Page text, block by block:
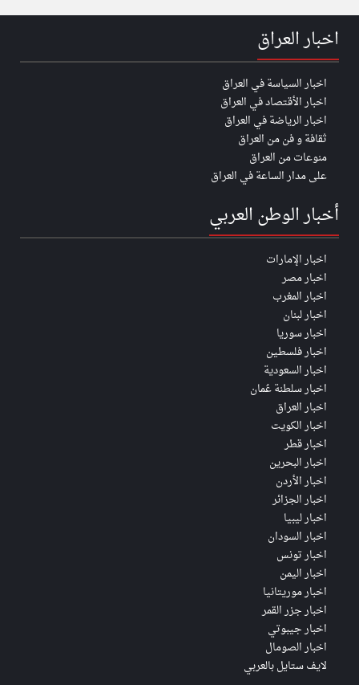
اخبار العراق
اخبار السياسة في العراق
اخبار الأقتصاد في العراق
اخبار الرياضة في العراق
ثقافة و فن من العراق
منوعات من العراق
على مدار الساعة في العراق
أخبار الوطن العربي
اخبار الإمارات
اخبار مصر
اخبار المغرب
اخبار لبنان
اخبار سوريا
اخبار فلسطين
اخبار السعودية
اخبار سلطنة عُمان
اخبار العراق
اخبار الكويت
اخبار قطر
اخبار البحرين
اخبار الأردن
اخبار الجزائر
اخبار ليبيا
اخبار السودان
اخبار تونس
اخبار اليمن
اخبار موريتانيا
اخبار جزر القمر
اخبار جيبوتي
اخبار الصومال
لايف ستايل بالعربي